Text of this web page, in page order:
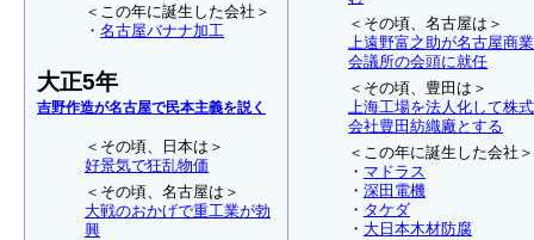
＜この年に誕生した会社＞
・ 名古屋バナナ加工
大正5年
吉野作造が名古屋で民本主義を説く
＜その頃、日本は＞
好景気で狂乱物価
＜その頃、名古屋は＞
大戦のおかげで重工業が勃
興
＜その頃、名古屋は＞
上遠野富之助が名古屋商業
会議所の会頭に就任
＜その頃、豊田は＞
上海工場を法人化して株式
会社豊田紡織廠とする
＜この年に誕生した会社＞
・ マドラス
・ 深田電機
・ タケダ
・ 大日本木材防腐